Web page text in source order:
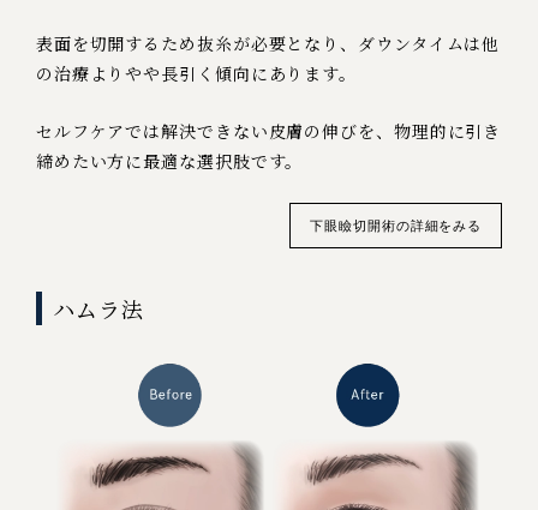
表面を切開するため抜糸が必要となり、ダウンタイムは他
の治療よりやや長引く傾向にあります。
セルフケアでは解決できない皮膚の伸びを、物理的に引き
締めたい方に最適な選択肢です。
下眼瞼切開術の詳細をみる
ハムラ法